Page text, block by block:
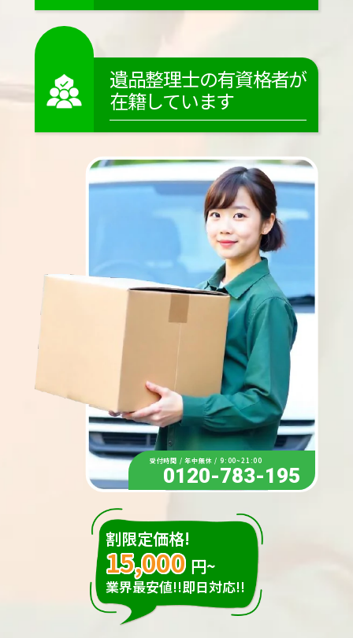
遺品整理士の有資格者が
在籍しています
受付時間 / 年中無休 / 9:00~21:00
0120-783-195
割限定価格!
15,000 円~
業界最安値!!即日対応!!